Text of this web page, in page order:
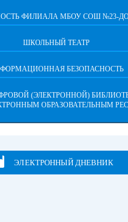
ФИЛИАЛА МБОУ СОШ №23-
ШКОЛЬНЫЙ ТЕАТР
БЕЗОПАСНОСТЬ
(ЭЛЕКТРОННОЙ)
ОБРАЗОВАТЕЛЬНЫМ
ЭЛЕКТРОННЫЙ ДНЕВНИК